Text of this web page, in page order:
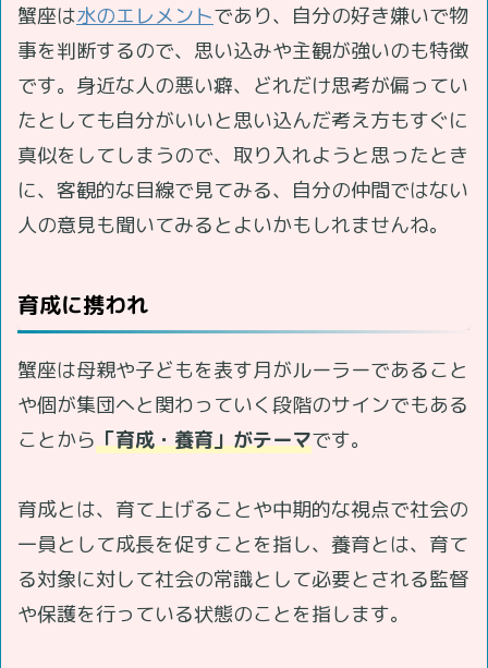
蟹座は水のエレメントであり、自分の好き嫌いで物
事を判断するので、思い込みや主観が強いのも特徴
です。身近な人の悪い癖、どれだけ思考が偏ってい
たとしても自分がいいと思い込んだ考え方もすぐに
真似をしてしまうので、取り入れようと思ったとき
に、客観的な目線で見てみる、自分の仲間ではない
人の意見も聞いてみるとよいかもしれませんね。
育成に携われ
蟹座は母親や子どもを表す月がルーラーであること
や個が集団へと関わっていく段階のサインでもある
ことから「育成・養育」がテーマです。
育成とは、育て上げることや中期的な視点で社会の
一員として成長を促すことを指し、養育とは、育て
る対象に対して社会の常識として必要とされる監督
や保護を行っている状態のことを指します。